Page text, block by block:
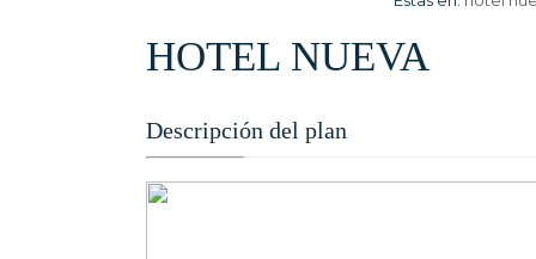
HOTEL NUEVA
Descripción del plan